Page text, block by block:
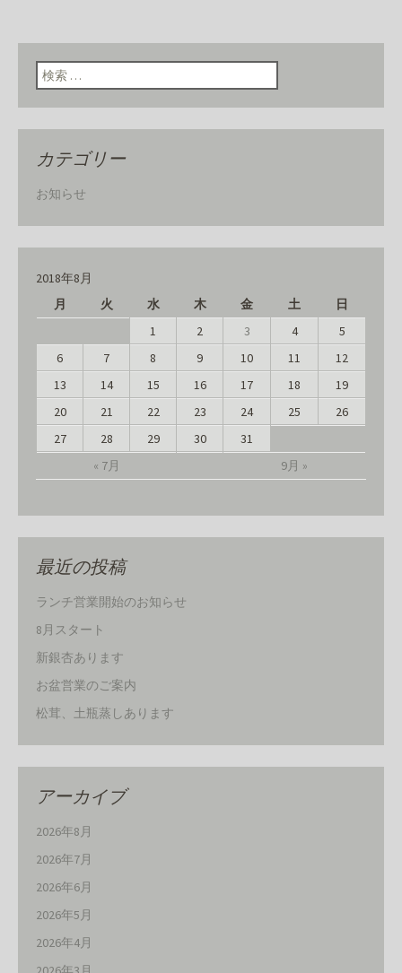
検索:
カテゴリー
お知らせ
2018年8月
月
火 水 木 金 土 日
« 7月 9月 »
1 2 3 4
5
6
7 8 9 10 11
12
13
14 15 16 17 18
19
20
21 22 23 24 25
26
27
28 29 30 31
最近の投稿
ランチ営業開始のお知らせ
8月スタート
新銀杏あります
お盆営業のご案内
松茸、土瓶蒸しあります
アーカイブ
2026年8月
2026年7月
2026年6月
2026年5月
2026年4月